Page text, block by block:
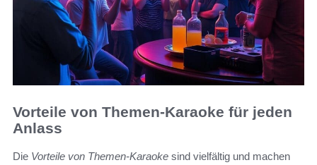
Vorteile von Themen-Karaoke für jeden
Anlass
Die Vorteile von Themen-Karaoke sind vielfältig und machen